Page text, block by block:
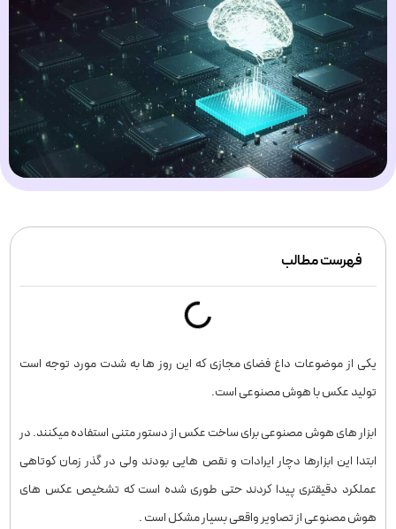
فهرست مطالب
یکی از موضوعات داغ فضای مجازی که این روز ها به شدت مورد توجه است
تولید عکس با هوش مصنوعی است.
ابزار های هوش مصنوعی برای ساخت عکس از دستور متنی استفاده میکنند. در
ابتدا این ابزارها دچار ایرادات و نقص هایی بودند ولی در گذر زمان کوتاهی
عملکرد دقیقتری پیدا کردند حتی طوری شده است که تشخیص عکس های
هوش مصنوعی از تصاویر واقعی بسیار مشکل است .